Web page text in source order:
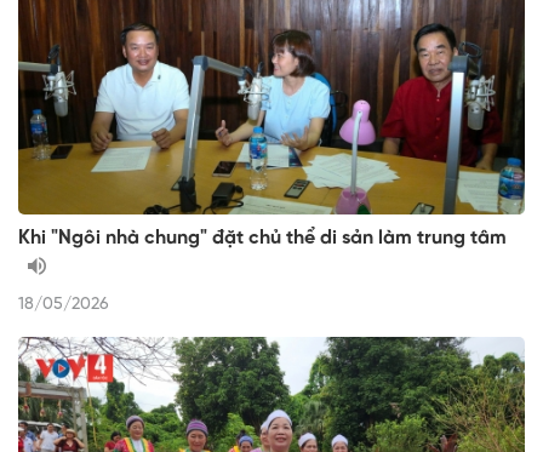
Khi "Ngôi nhà chung" đặt chủ thể di sản làm trung tâm
18/05/2026